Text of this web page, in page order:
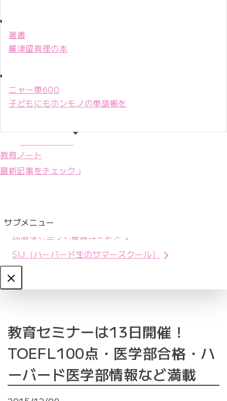
著書
廣津留真理の本
ニャー単600
子どもにもホンモノの単語帳を
教育ノート
最新記事をチェック ›
サブメニュー
幼児オンライン英語はこちら
SIJ（ハーバード生のサマースクール）
Close
教育セミナーは13日開催！
TOEFL100点・医学部合格・ハ
ーバード医学部情報など満載